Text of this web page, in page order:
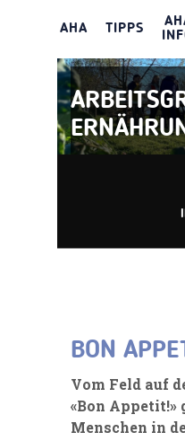
AHA TIPPS
BON
Vom Feld auf
«Bon Appetit!»
Menschen in